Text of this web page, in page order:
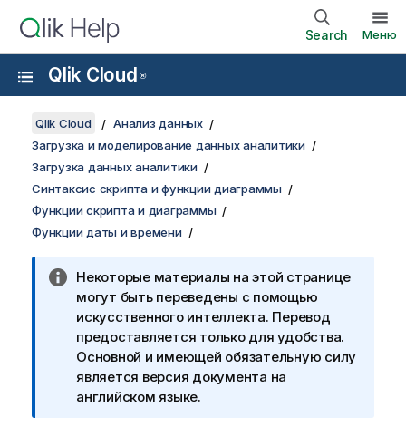
Search Меню
Qlik Cloud ®
Qlik Cloud
Анализ данных
Загрузка и моделирование данных аналитики
Загрузка данных аналитики
Синтаксис скрипта и функции диаграммы
Функции скрипта и диаграммы
Функции даты и времени
Некоторые материалы на этой странице
могут быть переведены с помощью
искусственного интеллекта. Перевод
предоставляется только для удобства.
Основной и имеющей обязательную силу
является версия документа на
английском языке.